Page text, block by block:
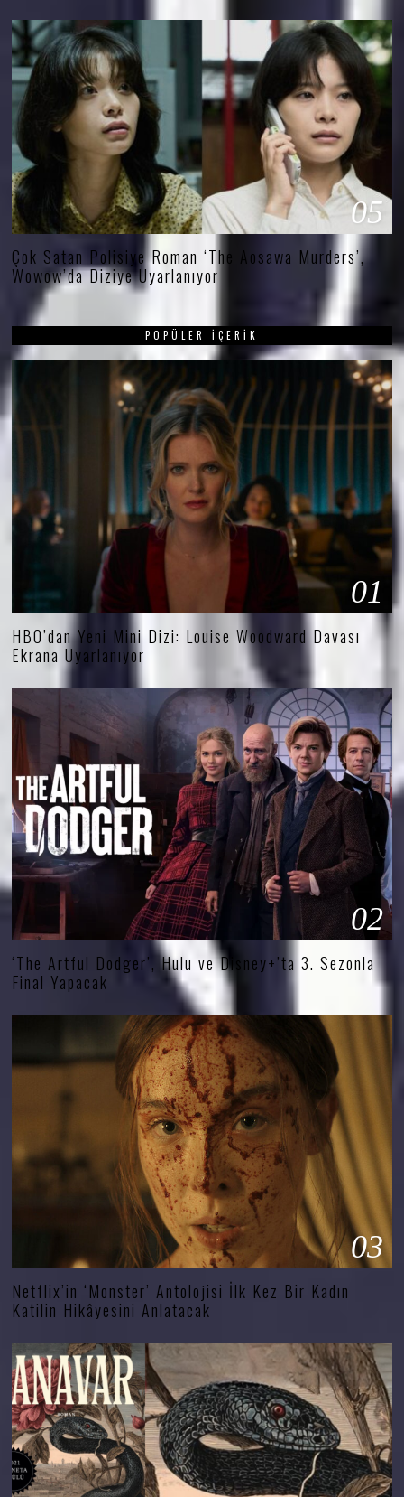
05
Çok Satan Polisiye Roman ‘The Aosawa Murders’,
Wowow’da Diziye Uyarlanıyor
POPÜLER İÇERIK
01
HBO’dan Yeni Mini Dizi: Louise Woodward Davası
Ekrana Uyarlanıyor
02
‘The Artful Dodger’, Hulu ve Disney+’ta 3. Sezonla
Final Yapacak
03
Netflix’in ‘Monster’ Antolojisi İlk Kez Bir Kadın
Katilin Hikâyesini Anlatacak